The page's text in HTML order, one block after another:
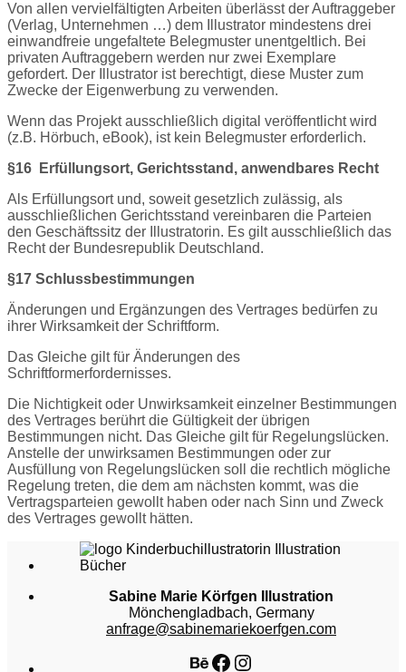
Von allen vervielfältigten Arbeiten überlässt der Auftraggeber
(Verlag, Unternehmen …) dem Illustrator mindestens drei
einwandfreie ungefaltete Belegmuster unentgeltlich. Bei
privaten Auftraggebern werden nur zwei Exemplare
gefordert. Der Illustrator ist berechtigt, diese Muster zum
Zwecke der Eigenwerbung zu verwenden.
Wenn das Projekt ausschließlich digital veröffentlicht wird
(z.B. Hörbuch, eBook), ist kein Belegmuster erforderlich.
§16
Erfüllungsort, Gerichtsstand, anwendbares Recht
Als Erfüllungsort und, soweit gesetzlich zulässig, als
ausschließlichen Gerichtsstand vereinbaren die Parteien
den Geschäftssitz der Illustratorin. Es gilt ausschließlich das
Recht der Bundesrepublik Deutschland.
§17 Schlussbestimmungen
Änderungen und Ergänzungen des Vertrages bedürfen zu
ihrer Wirksamkeit der Schriftform.
Das Gleiche gilt für Änderungen des
Schriftformerfordernisses.
Die Nichtigkeit oder Unwirksamkeit einzelner Bestimmungen
des Vertrages berührt die Gültigkeit der übrigen
Bestimmungen nicht. Das Gleiche gilt für Regelungslücken.
Anstelle der unwirksamen Bestimmungen oder zur
Ausfüllung von Regelungslücken soll die rechtlich mögliche
Regelung treten, die dem am nächsten kommt, was die
Vertragsparteien gewollt haben oder nach Sinn und Zweck
des Vertrages gewollt hätten.
Sabine Marie Körfgen Illustration
Mönchengladbach, Germany
anfrage@sabinemariekoerfgen.com
Behance
Facebook
Instagram